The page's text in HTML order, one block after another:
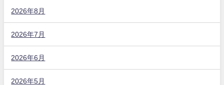
2026年8月
2026年7月
2026年6月
2026年5月